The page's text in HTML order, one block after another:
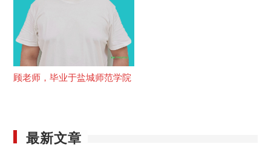
顾老师，毕业于盐城师范学院
最新文章